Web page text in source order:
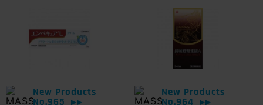
New Products
No.965
▶▶
New Products
No.964
▶▶